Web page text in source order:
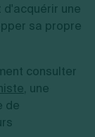
une
sa propre
consulter
, une
de